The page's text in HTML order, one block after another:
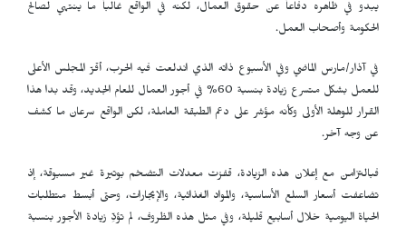
يبدو في ظاهره دفاعاً عن حقوق العمال، لكنه في الواقع غالباً ما ينتهي لصالح
الحكومة وأصحاب العمل.
في آذار/مارس الماضي وفي الأسبوع ذاته الذي اندلعت فيه الحرب، أقرّ المجلس الأعلى
للعمل بشكل متسرع زيادة بنسبة 60% في أجور العمال للعام الجديد، وقد بدا هذا
القرار للوهلة الأولى وكأنه مؤشر على دعم الطبقة العاملة، لكن الواقع سرعان ما كشف
عن وجه آخر.
فبالتزامن مع إعلان هذه الزيادة، قفزت معدلات التضخم بوتيرة غير مسبوقة، إذ
تضاعفت أسعار السلع الأساسية، والمواد الغذائية، والإيجارات، وحتى أبسط متطلبات
الحياة اليومية خلال أسابيع قليلة، وفي مثل هذه الظروف، لم تؤدِّ زيادة الأجور بنسبة